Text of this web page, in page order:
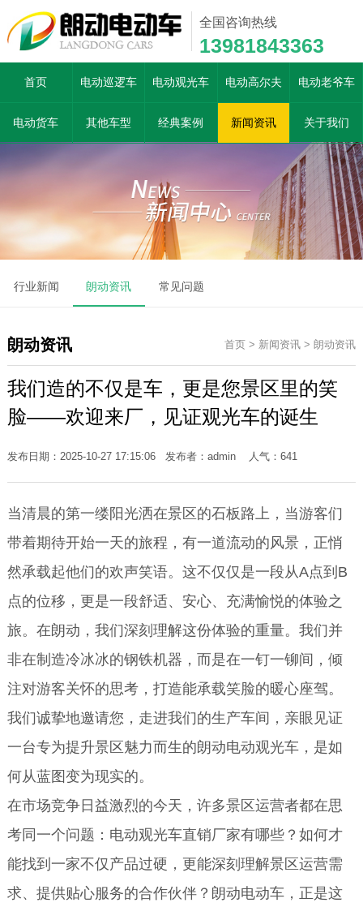
全国咨询热线
13981843363
首页 电动巡逻车 电动观光车 电动高尔夫 电动老爷车
电动货车 其他车型 经典案例 新闻资讯 关于我们
行业新闻 朗动资讯 常见问题
首页 > 新闻资讯 >朗动资讯
朗动资讯
我们造的不仅是车，更是您景区里的笑
脸——欢迎来厂，见证观光车的诞生
发布日期：2025-10-27 17:15:06 发布者：admin 人气： 641
当清晨的第一缕阳光洒在景区的石板路上，当游客们
带着期待开始一天的旅程，有一道流动的风景，正悄
然承载起他们的欢声笑语。这不仅仅是一段从A点到B
点的位移，更是一段舒适、安心、充满愉悦的体验之
旅。在朗动，我们深刻理解这份体验的重量。我们并
非在制造冷冰冰的钢铁机器，而是在一钉一铆间，倾
注对游客关怀的思考，打造能承载笑脸的暖心座驾。
我们诚挚地邀请您，走进我们的生产车间，亲眼见证
一台专为提升景区魅力而生的朗动电动观光车，是如
何从蓝图变为现实的。
在市场竞争日益激烈的今天，许多景区运营者都在思
考同一个问题：电动观光车直销厂家有哪些？如何才
能找到一家不仅产品过硬，更能深刻理解景区运营需
求、提供贴心服务的合作伙伴？朗动电动车，正是这